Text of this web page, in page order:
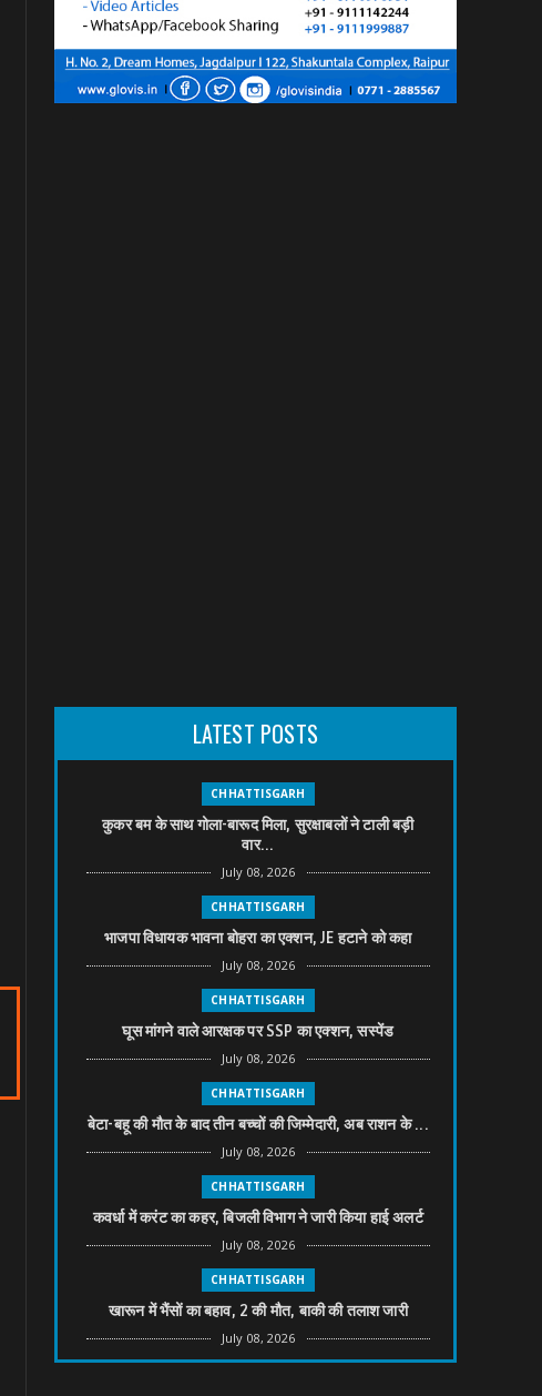
LATEST POSTS
CHHATTISGARH
कुकर बम के साथ गोला-बारूद मिला, सुरक्षाबलों ने टाली बड़ी
वार...
July 08, 2026
CHHATTISGARH
भाजपा विधायक भावना बोहरा का एक्शन, JE हटाने को कहा
July 08, 2026
CHHATTISGARH
घूस मांगने वाले आरक्षक पर SSP का एक्शन, सस्पेंड
July 08, 2026
CHHATTISGARH
बेटा-बहू की मौत के बाद तीन बच्चों की जिम्मेदारी, अब राशन के ...
July 08, 2026
CHHATTISGARH
कवर्धा में करंट का कहर, बिजली विभाग ने जारी किया हाई अलर्ट
July 08, 2026
CHHATTISGARH
खारून में भैंसों का बहाव, 2 की मौत, बाकी की तलाश जारी
July 08, 2026